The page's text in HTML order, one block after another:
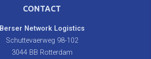
CONTACT
Berser Network Logistics
Schuttevaerweg 98-102
3044 BB Rotterdam